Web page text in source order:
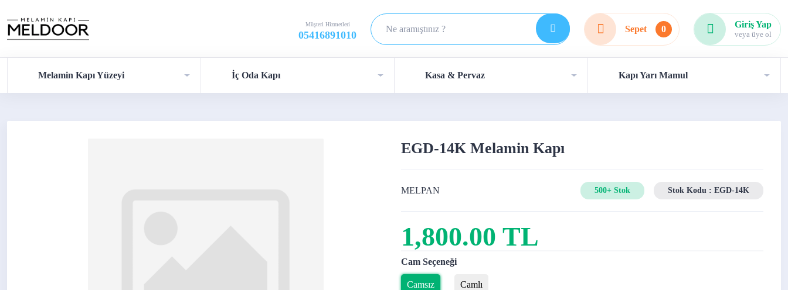
Müşteri Hizmetleri
05416891010 Sepet 0 Giriş Yap
veya üye ol
Melamin Kapı Yüzeyi İç Oda Kapı Kasa & Pervaz Kapı Yarı Mamul
EGD-14K Melamin Kapı
MELPAN 500+ Stok Stok Kodu : EGD-14K
1,800.00 TL
Cam Seçeneği
Camsız Camlı